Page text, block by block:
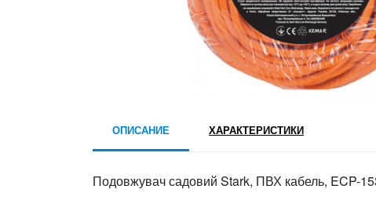
ОПИСАНИЕ ХАРАКТЕРИСТИКИ
Подовжувач садовий Stark, ПВХ кабель, ECP-